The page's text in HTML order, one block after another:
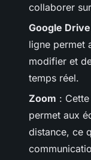
collaborer
Google Drive
ligne permet
modifier et
temps réel.
Zoom :
permet aux
distance, ce